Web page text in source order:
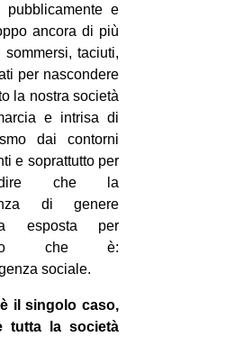
pubblicamente e
ancora di più
sommersi, taciuti,
per nascondere
la nostra società
e intrisa di
dai contorni
e soprattutto per
che la
di genere
esposta per
che è:
sociale.
il singolo caso,
tutta la società